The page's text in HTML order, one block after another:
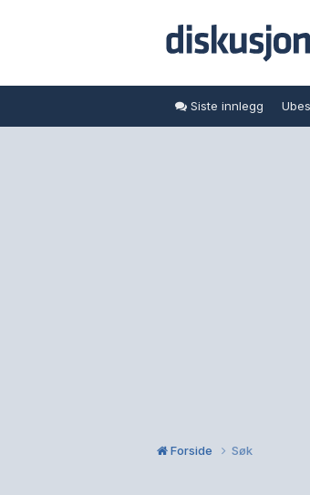
Siste innlegg
Forside Søk